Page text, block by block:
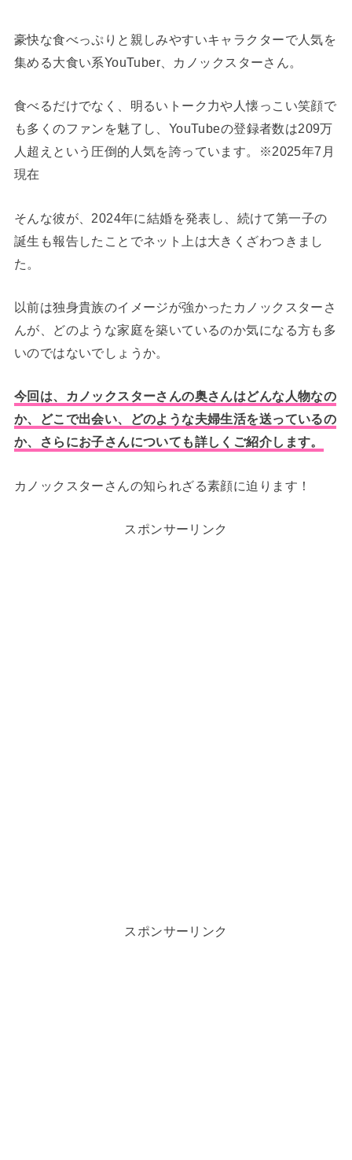
豪快な食べっぷりと親しみやすいキャラクターで人気を
集める大食い系YouTuber、カノックスターさん。
食べるだけでなく、明るいトーク力や人懐っこい笑顔で
も多くのファンを魅了し、YouTubeの登録者数は209万
人超えという圧倒的人気を誇っています。※2025年7月
現在
そんな彼が、2024年に結婚を発表し、続けて第一子の
誕生も報告したことでネット上は大きくざわつきまし
た。
以前は独身貴族のイメージが強かったカノックスターさ
んが、どのような家庭を築いているのか気になる方も多
いのではないでしょうか。
今回は、カノックスターさんの奥さんはどんな人物なの
か、どこで出会い、どのような夫婦生活を送っているの
か、さらにお子さんについても詳しくご紹介します。
カノックスターさんの知られざる素顔に迫ります！
スポンサーリンク
スポンサーリンク